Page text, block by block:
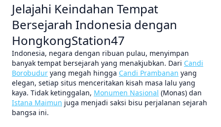
Jelajahi Keindahan Tempat
Bersejarah Indonesia dengan
HongkongStation47
Indonesia, negara dengan ribuan pulau, menyimpan
banyak tempat bersejarah yang menakjubkan. Dari Candi
Borobudur yang megah hingga Candi Prambanan yang
elegan, setiap situs menceritakan kisah masa lalu yang
kaya. Tidak ketinggalan, Monumen Nasional (Monas) dan
Istana Maimun juga menjadi saksi bisu perjalanan sejarah
bangsa ini.